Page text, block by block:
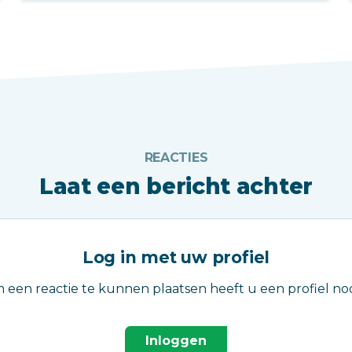
REACTIES
Laat een bericht achter
Log in met uw profiel
een reactie te kunnen plaatsen heeft u een profiel
Inloggen